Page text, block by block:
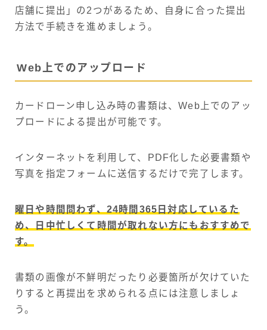
店舗に提出」の2つがあるため、自身に合った提出
方法で手続きを進めましょう。
Web上でのアップロード
カードローン申し込み時の書類は、Web上でのアッ
プロードによる提出が可能です。
インターネットを利用して、PDF化した必要書類や
写真を指定フォームに送信するだけで完了します。
曜日や時間問わず、24時間365日対応しているた
め、日中忙しくて時間が取れない方にもおすすめで
す。
書類の画像が不鮮明だったり必要箇所が欠けていた
りすると再提出を求められる点には注意しましょ
う。